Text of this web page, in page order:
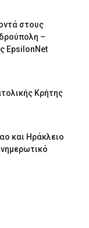
στους
–
EpsilonNet
Κρήτης
και Ηράκλειο